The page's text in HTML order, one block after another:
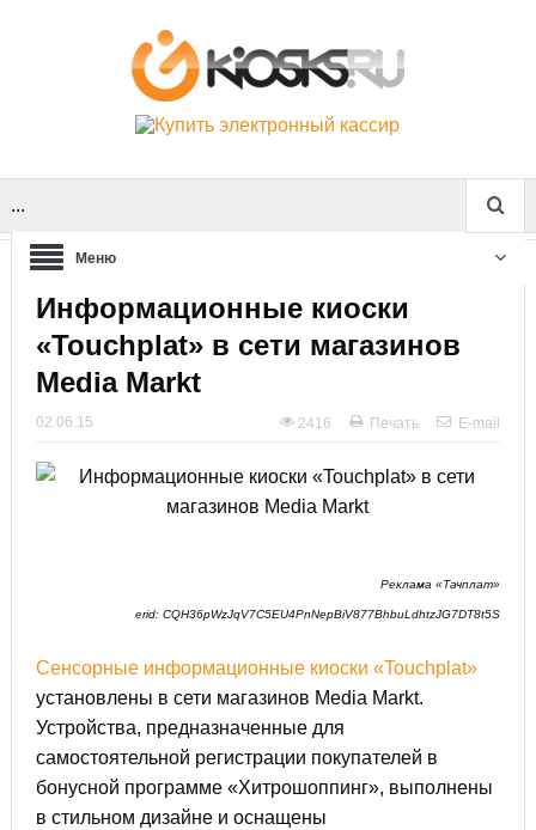
...
Меню
Информационные киоски
«Touchplat» в сети магазинов
Media Markt
02.06.15 2416 Печать E-mail
Реклама «Тачплат»
erid: CQH36pWzJqV7C5EU4PnNepBiV877BhbuLdhtzJG7DT8t5S
Сенсорные информационные киоски «Touchplat»
установлены в сети магазинов Media Markt.
Устройства, предназначенные для
самостоятельной регистрации покупателей в
бонусной программе «Хитрошоппинг», выполнены
в стильном дизайне и оснащены